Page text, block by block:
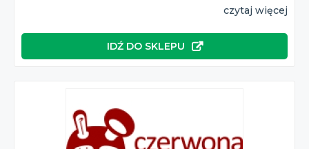
czytaj więcej
IDŹ DO SKLEPU